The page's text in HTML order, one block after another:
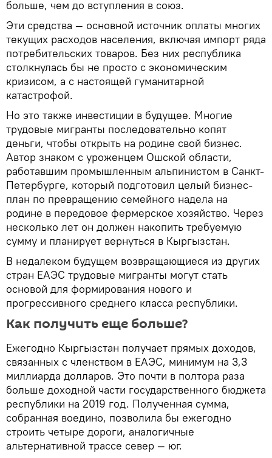
больше, чем до вступления в союз.
Эти средства — основной источник оплаты многих
текущих расходов населения, включая импорт ряда
потребительских товаров. Без них республика
столкнулась бы не просто с экономическим
кризисом, а с настоящей гуманитарной
катастрофой.
Но это также инвестиции в будущее. Многие
трудовые мигранты последовательно копят
деньги, чтобы открыть на родине свой бизнес.
Автор знаком с уроженцем Ошской области,
работавшим промышленным альпинистом в Санкт-
Петербурге, который подготовил целый бизнес-
план по превращению семейного надела на
родине в передовое фермерское хозяйство. Через
несколько лет он должен накопить требуемую
сумму и планирует вернуться в Кыргызстан.
В недалеком будущем возвращающиеся из других
стран ЕАЭС трудовые мигранты могут стать
основой для формирования нового и
прогрессивного среднего класса республики.
Как получить еще больше?
Ежегодно Кыргызстан получает прямых доходов,
связанных с членством в ЕАЭС, минимум на 3,3
миллиарда долларов. Это почти в полтора раза
больше доходной части государственного бюджета
республики на 2019 год. Полученная сумма,
собранная воедино, позволила бы ежегодно
строить четыре дороги, аналогичные
альтернативной трассе север — юг.